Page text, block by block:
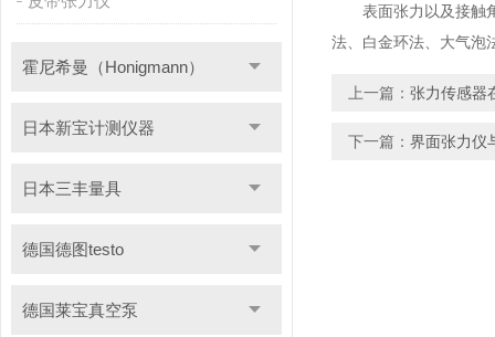
霍尼希曼（Honigmann）
日本新宝计测仪器
日本三丰量具
德国德图testo
德国莱宝真空泵
表面张力以及接触角
法、白金环法、大气泡
上一篇： 张力传感器
下一篇： 界面张力仪